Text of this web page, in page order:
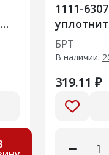
1111-
двери
БРТ
В наличии:
319.11 ₽